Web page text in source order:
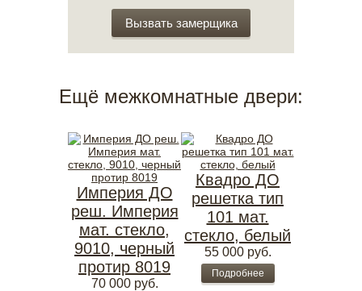
Вызвать замерщика
Ещё межкомнатные двери:
Империя ДО
реш. Империя
мат. стекло,
9010, черный
протир 8019
70 000 руб.
Квадро ДО
решетка тип
101 мат.
стекло, белый
55 000 руб.
Подробнее